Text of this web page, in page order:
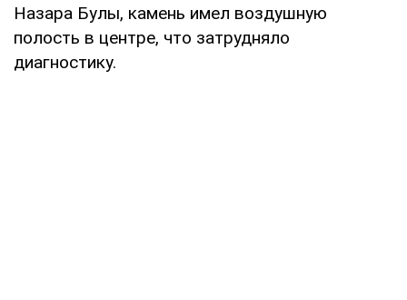
Назара Булы, камень имел воздушную
полость в центре, что затрудняло
диагностику.